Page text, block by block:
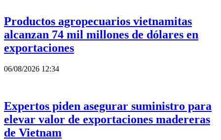
Productos agropecuarios vietnamitas
alcanzan 74 mil millones de dólares en
exportaciones
06/08/2026 12:34
Expertos piden asegurar suministro para
elevar valor de exportaciones madereras
de Vietnam